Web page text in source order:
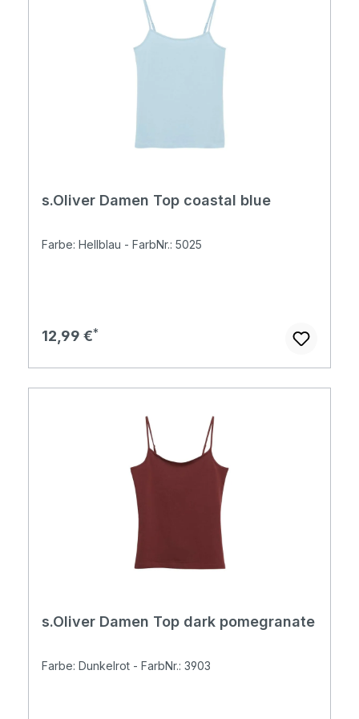
s.Oliver Damen Top coastal blue
Farbe: Hellblau - FarbNr.: 5025
Regulärer Preis:
12,99 €
s.Oliver Damen Top dark pomegranate
Farbe: Dunkelrot - FarbNr.: 3903